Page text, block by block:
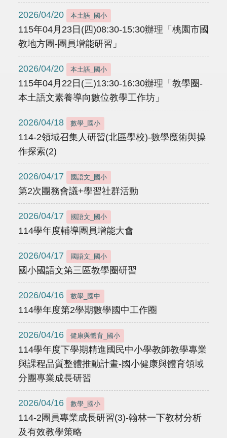
2026/04/20 本土語_國小
115年04月23日(四)08:30-15:30辦理「桃園市國
教地方團-團員增能研習」
2026/04/20 本土語_國小
115年04月22日(三)13:30-16:30辦理「教學圈-
本土語文素養導向數位教學工作坊」
2026/04/18 數學_國小
114-2領域召集人研習(北區學校)-數學魔術與操
作探索(2)
2026/04/17 國語文_國小
第2次團務會議+學習社群活動
2026/04/17 國語文_國小
114學年度輔導團員增能大會
2026/04/17 國語文_國小
國小國語文第三區教學圈研習
2026/04/16 數學_國中
114學年度第2學期數學國中工作圈
2026/04/16 健康與體育_國小
114學年度下學期精進國民中小學教師教學專業
與課程品質整體推動計畫-國小健康與體育領域
分團專業成長研習
2026/04/16 數學_國小
114-2團員專業成長研習(3)-翰林一下教材分析
及有效教學策略